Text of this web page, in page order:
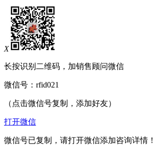
X
长按识别二维码，加销售顾问微信
微信号： rfid021
（点击微信号复制，添加好友）
打开微信
微信号已复制，请打开微信添加咨询详情！